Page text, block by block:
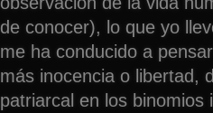
de conocer), lo que yo
me ha conducido a
más inocencia o libertad,
patriarcal en los